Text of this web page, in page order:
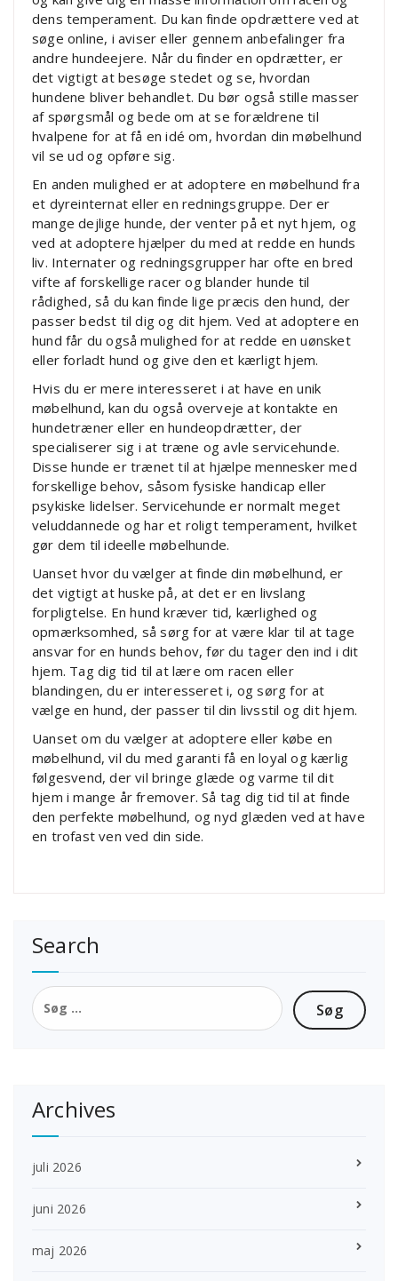
dens temperament. Du kan finde opdrættere ved at
søge online, i aviser eller gennem anbefalinger fra
andre hundeejere. Når du finder en opdrætter, er
det vigtigt at besøge stedet og se, hvordan
hundene bliver behandlet. Du bør også stille masser
af spørgsmål og bede om at se forældrene til
hvalpene for at få en idé om, hvordan din møbelhund
vil se ud og opføre sig.
En anden mulighed er at adoptere en møbelhund fra
et dyreinternat eller en redningsgruppe. Der er
mange dejlige hunde, der venter på et nyt hjem, og
ved at adoptere hjælper du med at redde en hunds
liv. Internater og redningsgrupper har ofte en bred
vifte af forskellige racer og blander hunde til
rådighed, så du kan finde lige præcis den hund, der
passer bedst til dig og dit hjem. Ved at adoptere en
hund får du også mulighed for at redde en uønsket
eller forladt hund og give den et kærligt hjem.
Hvis du er mere interesseret i at have en unik
møbelhund, kan du også overveje at kontakte en
hundetræner eller en hundeopdrætter, der
specialiserer sig i at træne og avle servicehunde.
Disse hunde er trænet til at hjælpe mennesker med
forskellige behov, såsom fysiske handicap eller
psykiske lidelser. Servicehunde er normalt meget
veluddannede og har et roligt temperament, hvilket
gør dem til ideelle møbelhunde.
Uanset hvor du vælger at finde din møbelhund, er
det vigtigt at huske på, at det er en livslang
forpligtelse. En hund kræver tid, kærlighed og
opmærksomhed, så sørg for at være klar til at tage
ansvar for en hunds behov, før du tager den ind i dit
hjem. Tag dig tid til at lære om racen eller
blandingen, du er interesseret i, og sørg for at
vælge en hund, der passer til din livsstil og dit hjem.
Uanset om du vælger at adoptere eller købe en
møbelhund, vil du med garanti få en loyal og kærlig
følgesvend, der vil bringe glæde og varme til dit
hjem i mange år fremover. Så tag dig tid til at finde
den perfekte møbelhund, og nyd glæden ved at have
en trofast ven ved din side.
Search
Søg
efter:
Archives
juli 2026
juni 2026
maj 2026